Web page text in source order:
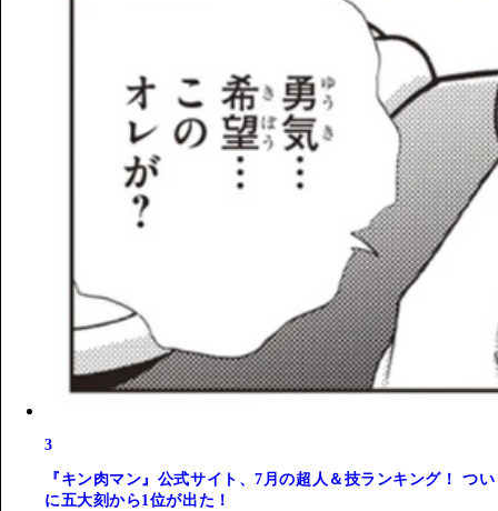
3
『キン肉マン』公式サイト、7月の超人＆技ランキング！ つい
に五大刻から1位が出た！